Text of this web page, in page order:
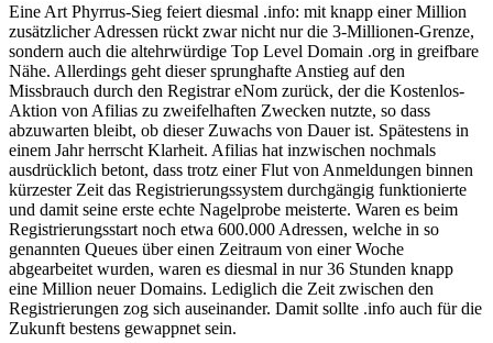
Eine Art Phyrrus-Sieg feiert diesmal .info: mit knapp einer Million
zusätzlicher Adressen rückt zwar nicht nur die 3-Millionen-Grenze,
sondern auch die altehrwürdige Top Level Domain .org in greifbare
Nähe. Allerdings geht dieser sprunghafte Anstieg auf den
Missbrauch durch den Registrar eNom zurück, der die Kostenlos-
Aktion von Afilias zu zweifelhaften Zwecken nutzte, so dass
abzuwarten bleibt, ob dieser Zuwachs von Dauer ist. Spätestens in
einem Jahr herrscht Klarheit. Afilias hat inzwischen nochmals
ausdrücklich betont, dass trotz einer Flut von Anmeldungen binnen
kürzester Zeit das Registrierungssystem durchgängig funktionierte
und damit seine erste echte Nagelprobe meisterte. Waren es beim
Registrierungsstart noch etwa 600.000 Adressen, welche in so
genannten Queues über einen Zeitraum von einer Woche
abgearbeitet wurden, waren es diesmal in nur 36 Stunden knapp
eine Million neuer Domains. Lediglich die Zeit zwischen den
Registrierungen zog sich auseinander. Damit sollte .info auch für die
Zukunft bestens gewappnet sein.